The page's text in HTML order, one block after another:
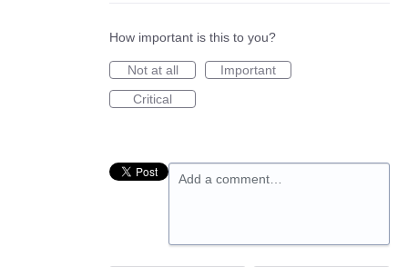
How important is this to you?
Not at all
Important
Critical
Add a comment…